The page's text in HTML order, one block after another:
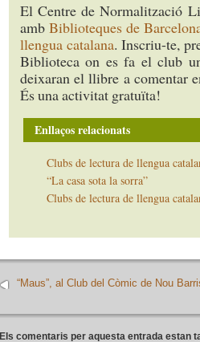
El Centre de Normalització
amb Biblioteques de
llengua catalana. Inscriu-te,
Biblioteca on es fa el club
deixaran el llibre a comentar
És una activitat gratuïta!
Enllaços relacionats
Clubs de lectura de llengua
“La casa sota la sorra”
Clubs de lectura de llengua
“Maus”, al Club del Còmic de Nou
Els comentaris per aquesta entrada estan